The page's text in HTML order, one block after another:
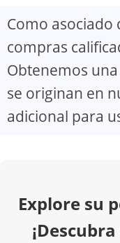
Como asociado
compras
Obtenemos
se originan en
adicional para
Explore su